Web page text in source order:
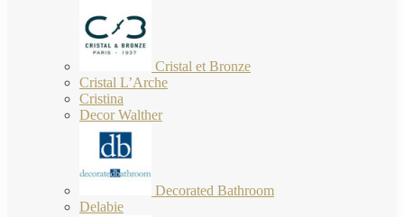
Cristal et Bronze
Cristal L’Arche
Cristina
Decor Walther
Decorated Bathroom
Delabie